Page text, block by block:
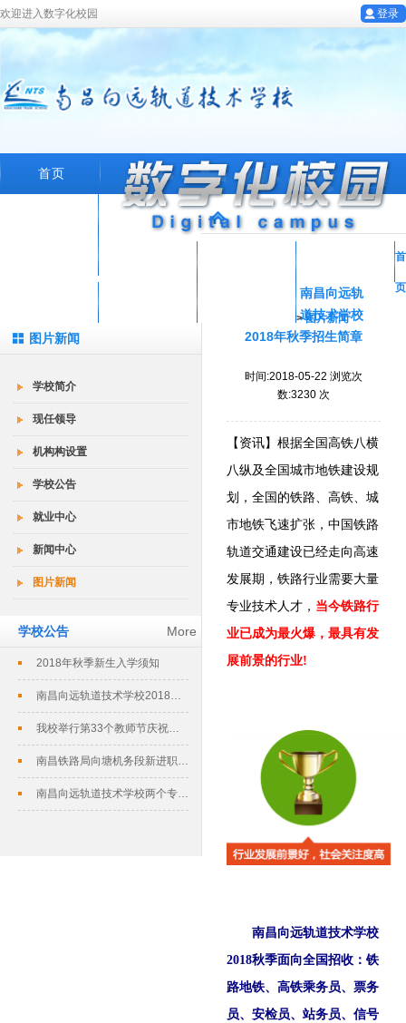
登录
欢迎进入数字化校园
首页
图片新闻
学校简介
现任领导
机构构设置
学校公告
就业中心
新闻中心
图片新闻
More
学校公告
2018年秋季新生入学须知
南昌向远轨道技术学校2018春季招生...
我校举行第33个教师节庆祝暨表彰大会
南昌铁路局向塘机务段新进职工培训班在...
南昌向远轨道技术学校两个专业评定为南...
首
页
>图片新闻
南昌向远轨
道技术学校
2018年秋季招生简章
时间:2018-05-22 浏览次
数:3230 次
【资讯】根据全国高铁八横
八纵及全国城市地铁建设规
划，全国的铁路、高铁、 城
市地铁飞速扩张，中国铁路
轨道交通建设已经走向高速
发展期，铁路行业需要大量
专业技术人才， 当今铁路行
业已成为最火爆，最具有发
展前景的行业!
南昌向远轨道技术学校
2018秋季面向全国招收：铁
路地铁、高铁乘务员、票务
员、安检员、站务员、信号